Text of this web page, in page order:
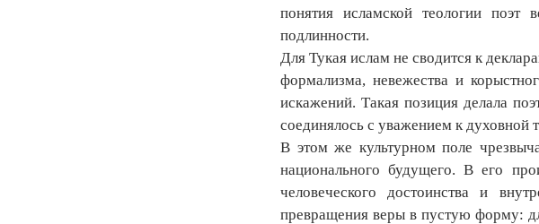
понятия исламской теологии поэт
подлинности.
Для Тукая ислам не сводится к
формализма, невежества и
искажений. Такая позиция делала
соединялось с уважением к духовной
В этом же культурном поле
национального будущего. В его
человеческого достоинства и
превращения веры в пустую форму: